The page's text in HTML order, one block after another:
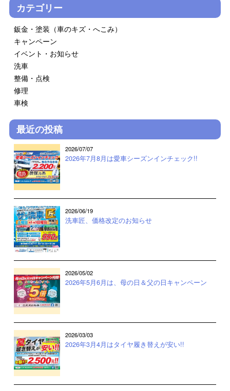
カテゴリー
鈑金・塗装（車のキズ・へこみ）
キャンペーン
イベント・お知らせ
洗車
整備・点検
修理
車検
最近の投稿
2026/07/07
2026年7月8月は愛車シーズンインチェック!!
2026/06/19
洗車匠、価格改定のお知らせ
2026/05/02
2026年5月6月は、母の日＆父の日キャンペーン
2026/03/03
2026年3月4月はタイヤ履き替えが安い!!